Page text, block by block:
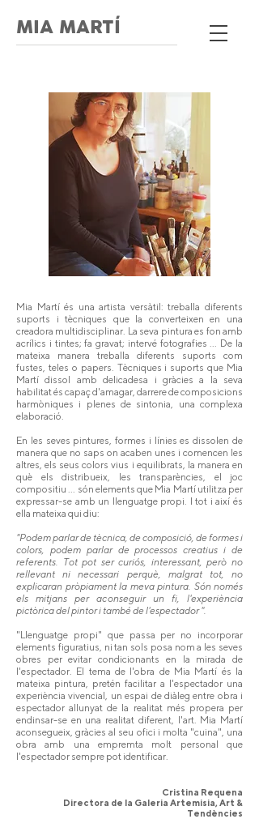
MIA MARTÍ
Mia Martí és una artista versàtil: treballa diferents
suports i tècniques que la converteixen en una
creadora multidisciplinar. La seva pintura es fon amb
acrílics i tintes; fa gravat; intervé fotografies ... De la
mateixa manera treballa diferents suports com
fustes, teles o papers. Tècniques i suports que Mia
Martí dissol amb delicadesa i gràcies a la seva
habilitat és capaç d'amagar, darrere de composicions
harmòniques i plenes de sintonia, una complexa
elaboració.
En les seves pintures, formes i línies es dissolen de
manera que no saps on acaben unes i comencen les
altres, els seus colors vius i equilibrats, la manera en
què els distribueix, les transparències, el joc
compositiu ... són elements que Mia Martí utilitza per
expressar-se amb un llenguatge propi. I tot i així és
ella mateixa qui diu:
"Podem parlar de tècnica, de composició, de formes i
colors, podem parlar de processos creatius i de
referents. Tot pot ser curiós, interessant, però no
rellevant ni necessari perquè, malgrat tot, no
explicaran pròpiament la meva pintura. Són només
els mitjans per aconseguir un fi, l'experiència
pictòrica del pintor i també de l'espectador ".
"Llenguatge propi" que passa per no incorporar
elements figuratius, ni tan sols posa nom a les seves
obres per evitar condicionants en la mirada de
l'espectador. El tema de l'obra de Mia Martí és la
mateixa pintura, pretén facilitar a l'espectador una
experiència vivencial, un espai de diàleg entre obra i
espectador allunyat de la realitat més propera per
endinsar-se en una realitat diferent, l'art. Mia Martí
aconsegueix, gràcies al seu ofici i molta "cuina", una
obra amb una empremta molt personal que
l'espectador sempre pot identificar.
Cristina Requena
Directora de la Galeria Artemisia, Art &
Tendències